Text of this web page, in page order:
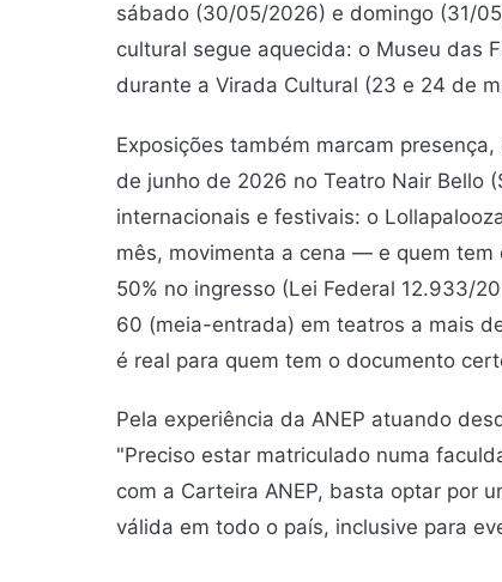
sábado (30/05/2026) e domingo (31/
cultural segue aquecida: o Museu das
durante a Virada Cultural (23 e 24 de
Exposições também marcam
de junho de 2026 no Teatro Nair Bello
internacionais e festivais: o
mês, movimenta a cena — e quem
50% no ingresso (Lei Federal 12.933/
60 (meia-entrada) em teatros a mais
é real para quem tem o documento
Pela experiência da ANEP atuando
"Preciso estar matriculado numa
com a Carteira ANEP, basta optar por
válida em todo o país, inclusive para